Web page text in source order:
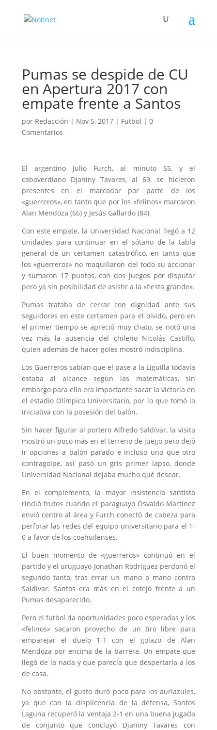
Pumas se despide de CU
en Apertura 2017 con
empate frente a Santos
por Redacción | Nov 5, 2017| Futbol | 0
Comentarios
El argentino Julio Furch, al minuto 55, y el
caboverdiano Djaniny Tavares, al 69, se hicieron
presentes en el marcador por parte de los
«guerreros», en tanto que por los «felinos» marcaron
Alan Mendoza (66) y Jesús Gallardo (84).
Con este empate, la Universidad Nacional llegó a 12
unidades para continuar en el sótano de la tabla
general de un certamen catastrófico, en tanto que
los «guerreros» no maquillaron del todo su accionar
y sumaron 17 puntos, con dos juegos por disputar
pero ya sin posibilidad de asistir a la «fiesta grande».
Pumas trataba de cerrar con dignidad ante sus
seguidores en este certamen para el olvido, pero en
el primer tiempo se apreció muy chato, se notó una
vez más la ausencia del chileno Nicolás Castillo,
quien además de hacer goles mostró indisciplina.
Los Guerreros sabían que el pase a la Liguilla todavía
estaba al alcance según las matemáticas, sin
embargo para ello era importante sacar la victoria en
el estadio Olímpico Universitario, por lo que tomó la
iniciativa con la posesión del balón.
Sin hacer figurar al portero Alfredo Saldívar, la visita
mostró un poco más en el terreno de juego pero dejó
ir opciones a balón parado e incluso uno que otro
contragolpe, así pasó un gris primer lapso, donde
Universidad Nacional dejaba mucho qué desear.
En el complemento, la mayor insistencia santista
rindió frutos cuando el paraguayo Osvaldo Martínez
envió centro al área y Furch conectó de cabeza para
perforar las redes del equipo universitario para el 1-
0 a favor de los coahuilenses.
El buen momento de «guerreros» continuó en el
partido y el uruguayo Jonathan Rodríguez perdonó el
segundo tanto, tras errar un mano a mano contra
Saldívar. Santos era más en el cotejo frente a un
Pumas desaparecido.
Pero el futbol da oportunidades poco esperadas y los
«felinos» sacaron provecho de un tiro libre para
emparejar el duelo 1-1 con el golazo de Alan
Mendoza por encima de la barrera. Un empate que
llegó de la nada y que parecía que despertaría a los
de casa.
No obstante, el gusto duró poco para los auriazules,
ya que con la displicencia de la defensa, Santos
Laguna recuperó la ventaja 2-1 en una buena jugada
de conjunto que concluyó Djaniny Tavares con